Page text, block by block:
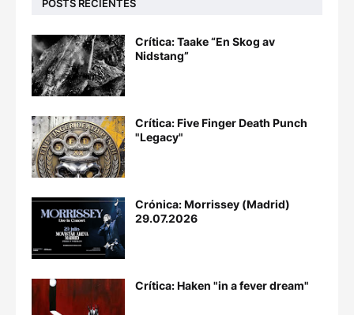
POSTS RECIENTES
Crítica: Taake “En Skog av
Nidstang”
Crítica: Five Finger Death Punch
"Legacy"
Crónica: Morrissey (Madrid)
29.07.2026
Crítica: Haken "in a fever dream"